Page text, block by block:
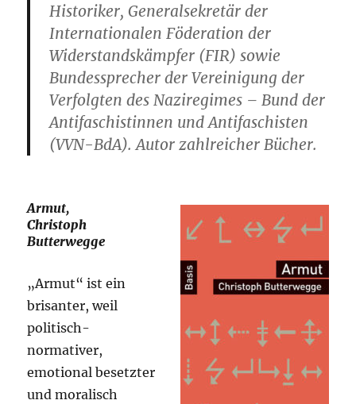
Historiker, Generalsekretär der
Internationalen Föderation der
Widerstandskämpfer (FIR) sowie
Bundessprecher der Vereinigung der
Verfolgten des Naziregimes – Bund der
Antifaschistinnen und Antifaschisten
(VVN-BdA). Autor zahlreicher Bücher.
Armut,
Christoph
Butterwegge
„Armut“ ist ein
brisanter, weil
politisch-
normativer,
emotional besetzter
und moralisch